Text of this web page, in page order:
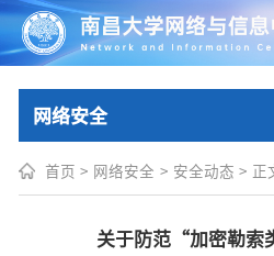
网络安全
首页 > 网络安全 > 安全动态 > 正
关于防范“加密勒索